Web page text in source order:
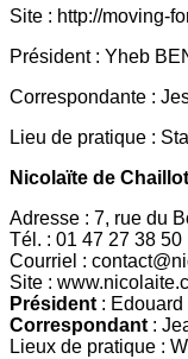
Site : http://moving-
Président : Yheb
Correspondante :
Lieu de pratique :
Nicolaïte de Chaillot
Adresse : 7, rue du
Tél. : 01 47 27 38 50
Courriel :
Site :
Président :
Correspondant :
Lieux de pratique :